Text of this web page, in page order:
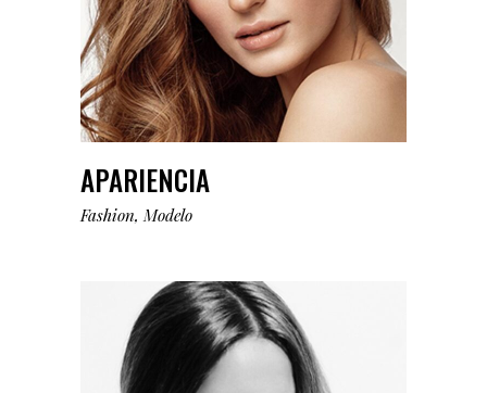
APARIENCIA
Fashion Modelo